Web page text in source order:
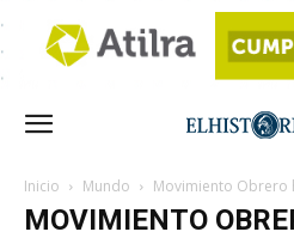
Inicio Mundo Movimiento Obrero
MOVIMIENTO